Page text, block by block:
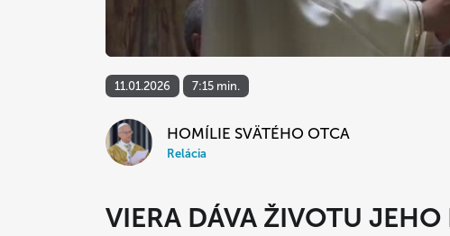
11.01.2026 7:15 min.
HOMÍLIE SVÄTÉHO OTCA
Relácia
VIERA DÁVA ŽIVOTU JEHO